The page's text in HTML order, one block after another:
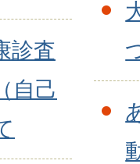
診査
自己